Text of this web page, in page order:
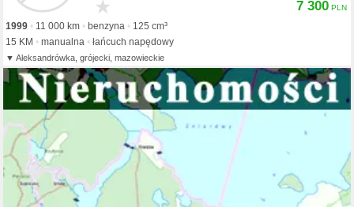
1999 11 000 km benzyna
125 cm³
15 KM
manualna łańcuch napędowy
Aleksandrówka, grójecki, mazowieckie
7 300